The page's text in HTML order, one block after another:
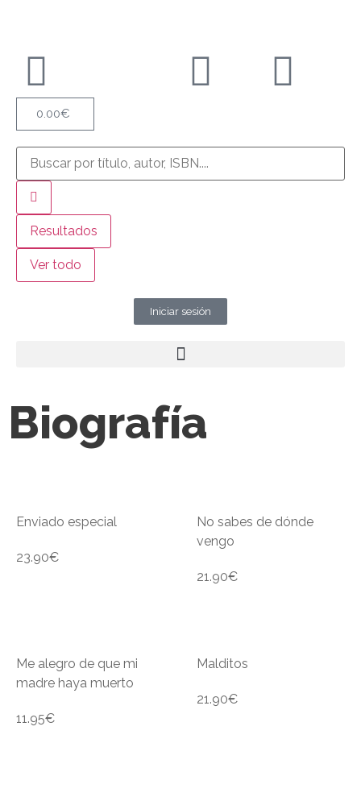
0.00€
Resultados
Ver todo
Iniciar sesión
Biografía
Enviado especial
23.90€
No sabes de dónde
vengo
21.90€
Me alegro de que mi
madre haya muerto
11.95€
Malditos
21.90€